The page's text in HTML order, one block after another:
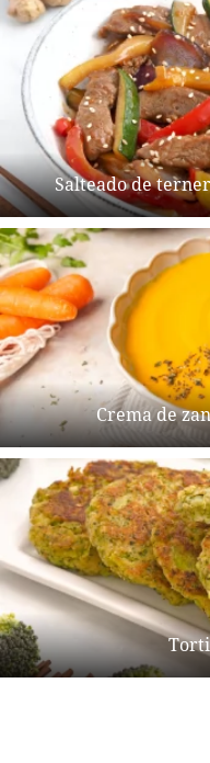
Salteado de
Crema de